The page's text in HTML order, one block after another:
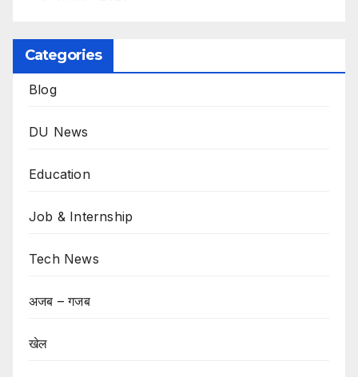
Categories
Blog
DU News
Education
Job & Internship
Tech News
अजब – गजब
खेल